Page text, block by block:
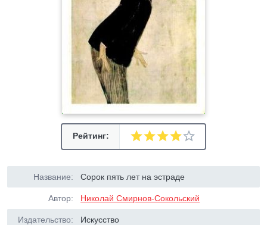
Рейтинг:
Название: Сорок пять лет на эстраде
Автор: Николай Смирнов-Сокольский
Издательство: Искусство